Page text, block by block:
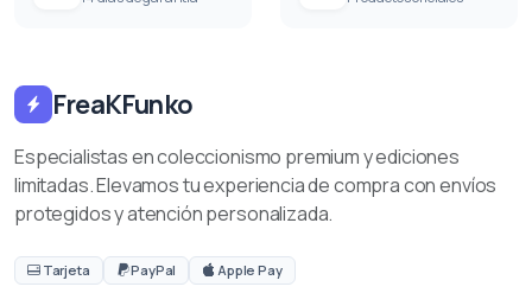
FreaKFunko
Especialistas en coleccionismo premium y ediciones
limitadas. Elevamos tu experiencia de compra con envíos
protegidos y atención personalizada.
Tarjeta PayPal Apple Pay